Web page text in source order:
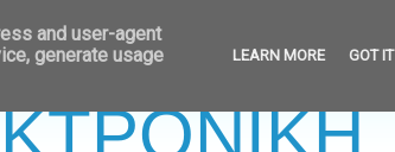
and user-agent
generate usage
LEARN MORE GOT IT